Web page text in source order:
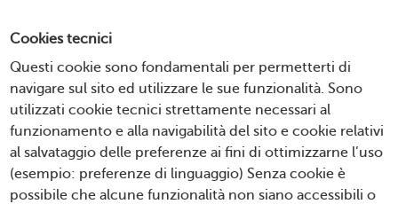
Cookies tecnici
Questi cookie sono fondamentali per permetterti di
navigare sul sito ed utilizzare le sue funzionalità. Sono
utilizzati cookie tecnici strettamente necessari al
funzionamento e alla navigabilità del sito e cookie relativi
al salvataggio delle preferenze ai fini di ottimizzarne l’uso
(esempio: preferenze di linguaggio) Senza cookie è
possibile che alcune funzionalità non siano accessibili o